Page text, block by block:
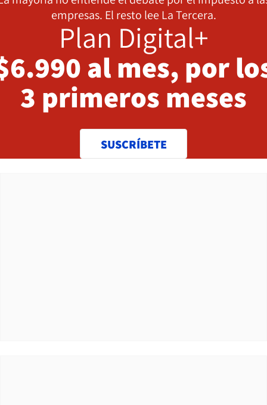
empresas. El resto lee La Tercera.
Plan Digital+
al mes, por
3 primeros meses
SUSCRÍBETE